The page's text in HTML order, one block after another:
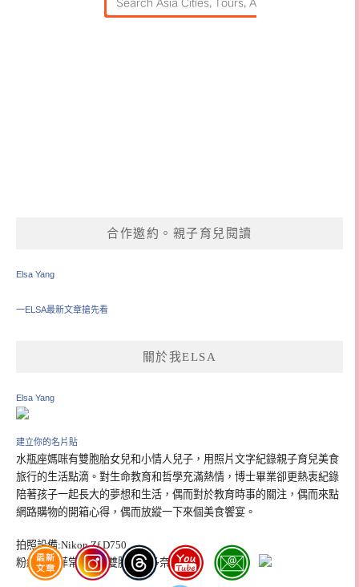
合作邀約。親子育兒閱讀
Elsa Yang
一ELSA最新文章搶先看
關於我ELSA
Elsa Yang
建立你的名片貼
水瓶座媽咪有雙胞胎女兒和小情人兒子，用照片文字紀錄親子育兒美食
旅行的生活點滴。對生命教育和哲學充滿熱情，博士畢業卻更熱衷紀錄
陪著孩子一起長大的夢想和生活，偶而對於教育時事的關注，偶而來點
網路購物的開箱心得，偶而放縱一下來個美食饗宴。
拍照設備:Nikon Zf D750
粉絲團：菲常好攝 / 雙胞胎多多奈奈